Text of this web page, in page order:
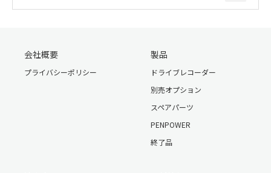
会社概要
プライバシーポリシー
製品
ドライブレコーダー
別売オプション
スペアパーツ
PENPOWER
終了品